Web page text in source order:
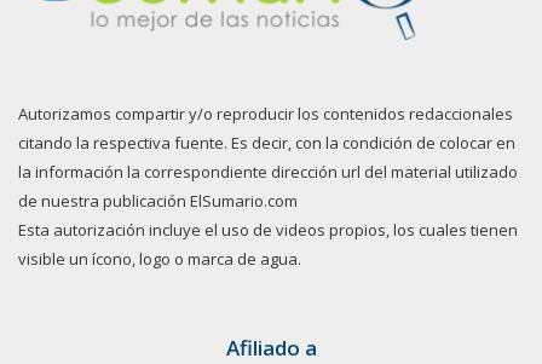
Autorizamos compartir y/o reproducir los contenidos redaccionales
citando la respectiva fuente. Es decir, con la condición de colocar en
la información la correspondiente dirección url del material utilizado
de nuestra publicación ElSumario.com
Esta autorización incluye el uso de videos propios, los cuales tienen
visible un ícono, logo o marca de agua.
Afiliado a